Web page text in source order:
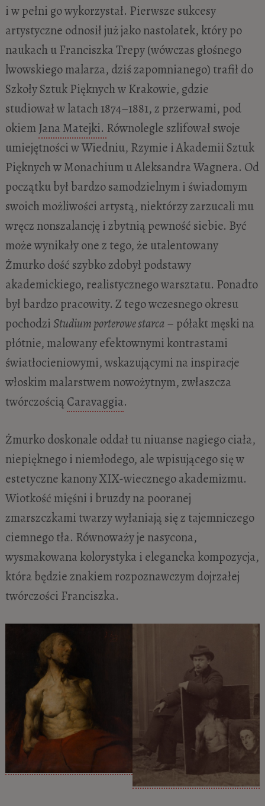
i w pełni go wykorzystał. Pierwsze sukcesy
artystyczne odnosił już jako nastolatek, który po
naukach u Franciszka Trepy (wówczas głośnego
lwowskiego malarza, dziś zapomnianego) trafił do
Szkoły Sztuk Pięknych w Krakowie, gdzie
studiował w latach 1874–1881, z przerwami, pod
okiemJana Matejki. Równolegle szlifował swoje
umiejętności w Wiedniu, Rzymie i Akademii Sztuk
Pięknych w Monachium u Aleksandra Wagnera. Od
początku był bardzo samodzielnym i świadomym
swoich możliwości artystą, niektórzy zarzucali mu
wręcz nonszalancję i zbytnią pewność siebie. Być
może wynikały one z tego, że utalentowany
Żmurko dość szybko zdobył podstawy
akademickiego, realistycznego warsztatu. Ponadto
był bardzo pracowity. Z tego wczesnego okresu
pochodzi Studium porterowe starca– półakt męski na
płótnie, malowany efektownymi kontrastami
światłocieniowymi, wskazującymi na inspiracje
włoskim malarstwem nowożytnym, zwłaszcza
twórczością Caravaggia.
Żmurko doskonale oddał tu niuanse nagiego ciała,
niepięknego i niemłodego, ale wpisującego się w
estetyczne kanony XIX-wiecznego akademizmu.
Wiotkość mięśni i bruzdy na pooranej
zmarszczkami twarzy wyłaniają się z tajemniczego
ciemnego tła. Równoważy je nasycona,
wysmakowana kolorystyka i elegancka kompozycja,
która będzie znakiem rozpoznawczym dojrzałej
twórczości Franciszka.